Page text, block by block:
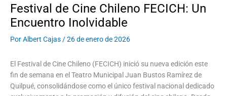
Festival de Cine Chileno FECICH: Un
Encuentro Inolvidable
PorAlbert Cajas/26 de enero de 2026
El Festival de Cine Chileno (FECICH) inició su nueva edición este
fin de semana en el Teatro Municipal Juan Bustos Ramírez de
Quilpué, consolidándose como el único festival nacional dedicado